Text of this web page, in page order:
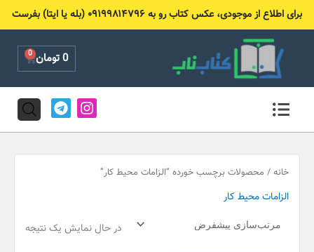
برای اطلاع از موجودی، عکس کتاب رو به ۰۹۱۹۹۸۱۴۷۹۶ (بله یا ایتا) بفرست
0تومان 0
Cart
I
n
s
a
T
e
l
g
خانه / محصولات برچسب خورده “الزامات محیط کار”
الزامات محیط کار
در حال نمایش یک نتیجه